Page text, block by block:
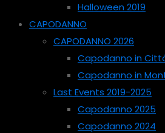
Halloween 2019
CAPODANNO
CAPODANNO 2026
Capodanno in
Capodanno in
Last Events 2019-2025
Capodanno 2025
Capodanno 2024